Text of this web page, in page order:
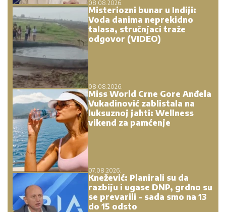
08.08.2026.
Misteriozni bunar u Indiji:
Voda danima neprekidno
talasa, stručnjaci traže
odgovor (VIDEO)
08.08.2026.
Miss World Crne Gore Anđela
Vukadinović zablistala na
luksuznoj jahti: Wellness
vikend za pamćenje
07.08.2026.
Knežević: Planirali su da
razbiju i ugase DNP, grdno su
se prevarili - sada smo na 13
do 15 odsto